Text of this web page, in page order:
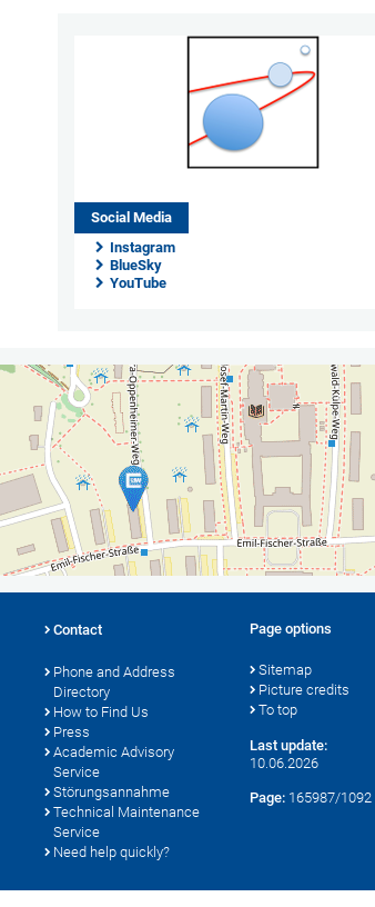
Social Media
Instagram
BlueSky
YouTube
Contact
Phone and Address
Directory
How to Find Us
Press
Academic Advisory
Service
Störungsannahme
Technical Maintenance
Service
Need help quickly?
Page options
Sitemap
Picture credits
To top
Last update:
10.06.2026
Page: 165987/1092